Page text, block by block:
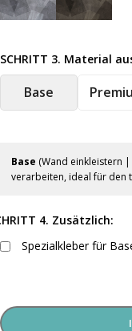
SCHRITT 3. Material
Base
Base (Wand einkleistern
verarbeiten, ideal für den
4. Zusätzlich:
Spezialkleber für